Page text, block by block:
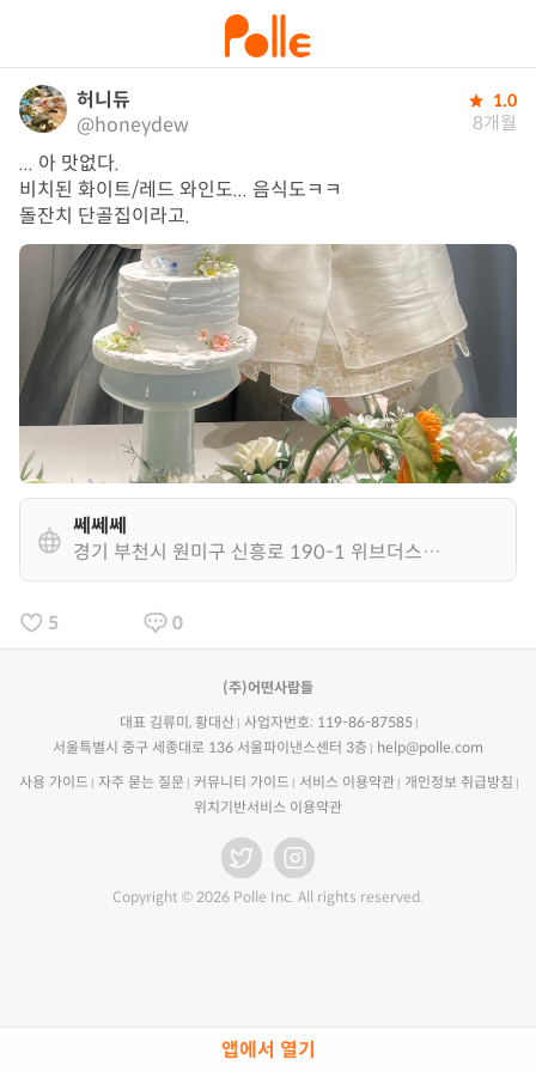
앱에서 열기
허니듀
@honeydew
1.0
8개월
... 아 맛없다.
비치된 화이트/레드 와인도... 음식도ㅋㅋ
돌잔치 단골집이라고.
쎄쎄쎄
경기 부천시 원미구 신흥로 190-1 위브더스테이트 201동 3층
5 0
(주)어떤사람들
대표 김류미, 황대산
사업자번호: 119-86-87585
서울특별시 중구 세종대로 136 서울파이낸스센터 3층
help@polle.com
사용 가이드 자주 묻는 질문 커뮤니티 가이드 서비스 이용약관
개인정보 취급방침
위치기반서비스 이용약관
Copyright © 2026 Polle Inc. All rights reserved.